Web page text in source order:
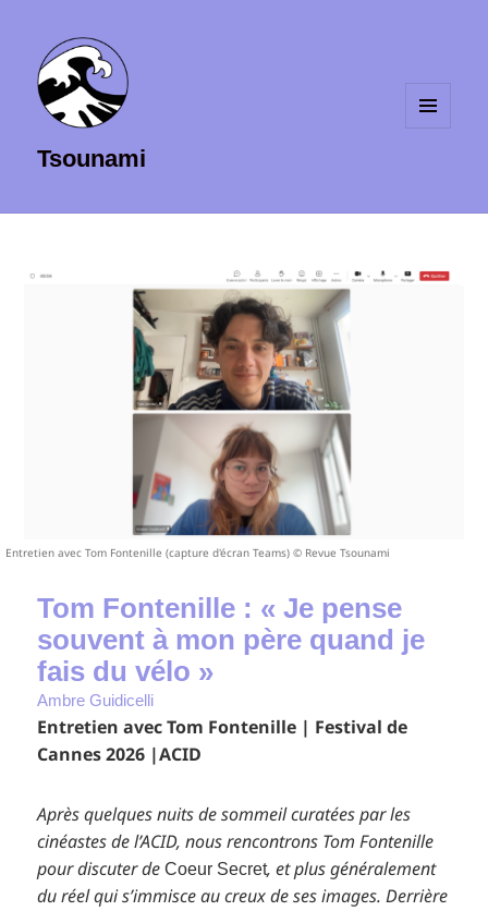
Tsounami
Entretien avec Tom Fontenille (capture d'écran Teams) © Revue Tsounami
Tom Fontenille : « Je pense
souvent à mon père quand je
fais du vélo »
Ambre Guidicelli
Entretien avec Tom Fontenille | Festival de
Cannes 2026 |ACID
Après quelques nuits de sommeil curatées par les
cinéastes de l’ACID, nous rencontrons Tom Fontenille
pour discuter deCoeur Secret, et plus généralement
du réel qui s’immisce au creux de ses images. Derrière